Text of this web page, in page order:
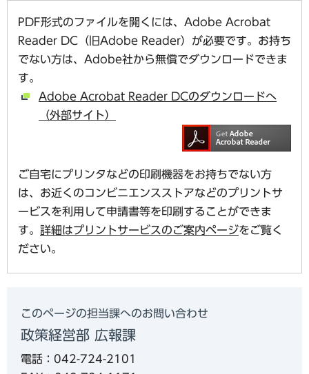
PDF形式のファイルを開くには、Adobe Acrobat
Reader DC（旧Adobe Reader）が必要です。お持ち
でない方は、Adobe社から無償でダウンロードできま
す。
Adobe Acrobat Reader DCのダウンロードへ
（外部サイト）
ご自宅にプリンタなどの印刷機器をお持ちでない方
は、お近くのコンビニエンスストアなどのプリントサ
ービスを利用して申請書等を印刷することができま
す。 詳細はプリントサービスのご案内ページをご覧く
ださい。
このページの担当課へのお問い合わせ
政策経営部 広報課
電話：042-724-2101